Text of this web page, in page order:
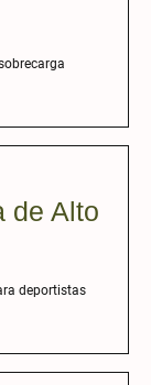
de Alto
deportistas